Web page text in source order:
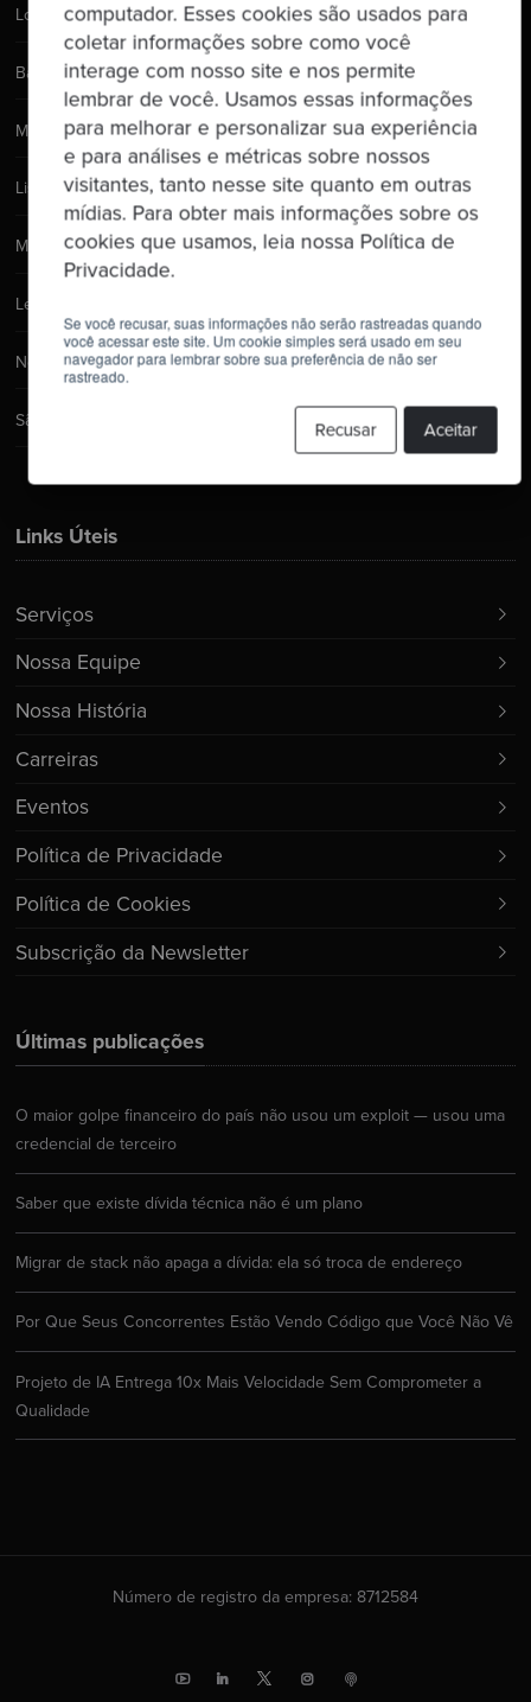
computador. Esses cookies são usados para
coletar informações sobre como você
interage com nosso site e nos permite
lembrar de você. Usamos essas informações
para melhorar e personalizar sua experiência
e para análises e métricas sobre nossos
visitantes, tanto nesse site quanto em outras
mídias. Para obter mais informações sobre os
cookies que usamos, leia nossa Política de
Privacidade.
Se você recusar, suas informações não serão rastreadas quando
você acessar este site. Um cookie simples será usado em seu
navegador para lembrar sobre sua preferência de não ser
rastreado.
Aceitar
Recusar
Últimas publicações
O maior golpe financeiro do país não usou um exploit — usou uma
credencial de terceiro
Saber que existe dívida técnica não é um plano
Migrar de stack não apaga a dívida: ela só troca de endereço
Por Que Seus Concorrentes Estão Vendo Código que Você Não Vê
Projeto de IA Entrega 10x Mais Velocidade Sem Comprometer a
Qualidade
Links Úteis
Serviços
Nossa Equipe
Nossa História
Carreiras
Eventos
Política de Privacidade
Política de Cookies
Subscrição da Newsletter
Londres
Barcelona
Manchester
Lisboa
Madrid
Leeds
New York City
São Paulo
Número de registro da empresa: 8712584